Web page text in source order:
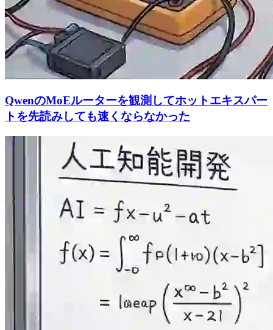
QwenのMoEルーターを観測してホットエキスパー
トを先読みしても速くならなかった